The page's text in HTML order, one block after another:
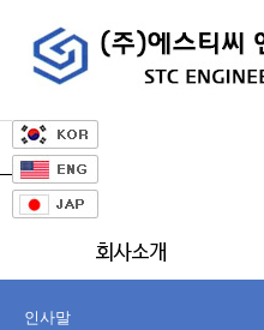
인사말